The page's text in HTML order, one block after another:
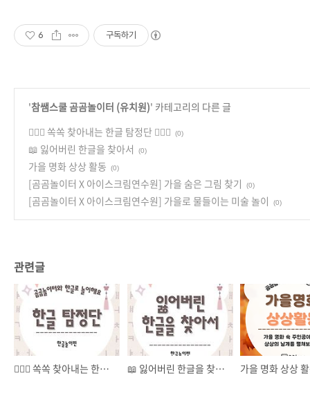
6 구독하기
'참쌤스쿨 곰곰놀이터 (유치원)' 카테고리의 다른 글
🕵🏻‍♀️ 쏙쏙 찾아내는 한글 탐정단 🕵🏻‍♂️
(0)
📖 잃어버린 한글을 찾아서 (0)
가을 명화 상상 활동 (0)
[곰곰놀이터 X 아이스크림연수원] 가을 숨은 그림 찾기 (0)
[곰곰놀이터 X 아이스크림연수원] 가을로 물들이는 미술 놀이 (0)
관련글
🕵🏻‍♀️ 쏙쏙 찾아내는 한글 탐정단 🕵🏻‍♂️ 📖 잃어버린 한글을 찾아서 가을 명화 상상